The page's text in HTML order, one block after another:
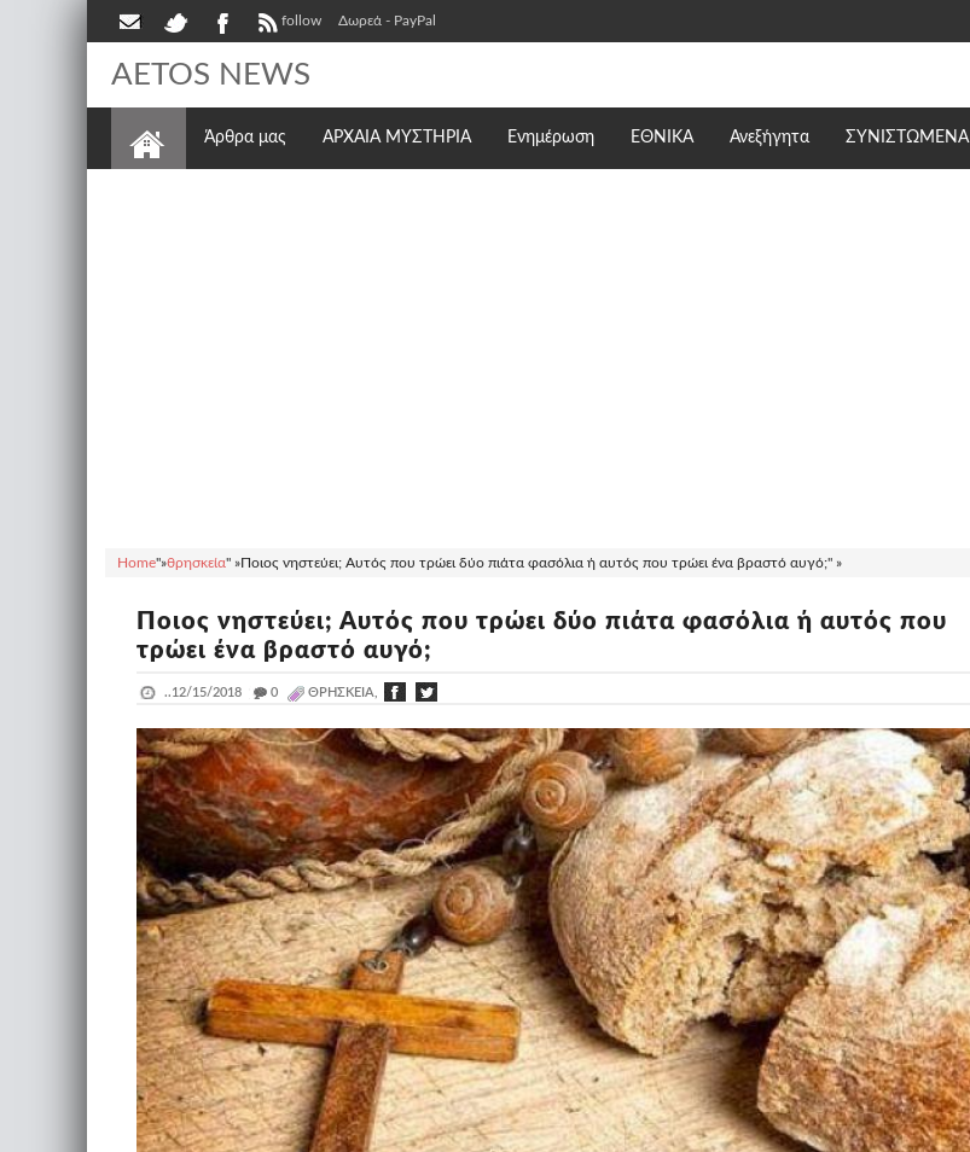
follow Δωρεά - PayPal
AETOS NEWS
Άρθρα μας ΑΡΧΑΙΑ ΜΥΣΤΗΡΙΑ Ενημέρωση ΕΘΝΙΚΆ Ανεξήγητα ΣΥΝΙΣΤΩΜΕΝΑ
Home"»θρησκεία" »Ποιος νηστεύει; Αυτός που τρώει δύο πιάτα φασόλια ή αυτός που τρώει ένα βραστό αυγό;" »
Ποιος νηστεύει; Αυτός που τρώει δύο πιάτα φασόλια ή αυτός που
τρώει ένα βραστό αυγό;
..12/15/2018 _ 0 ΘΡΗΣΚΕΊΑ,